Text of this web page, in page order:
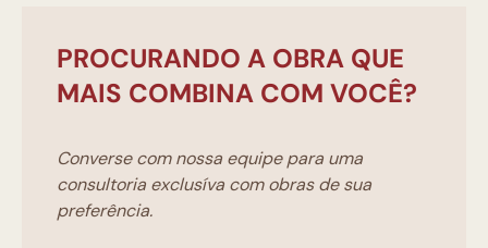
PROCURANDO A OBRA QUE
MAIS COMBINA COM VOCÊ?
Converse com nossa equipe para uma
consultoria exclusíva com obras de sua
preferência.